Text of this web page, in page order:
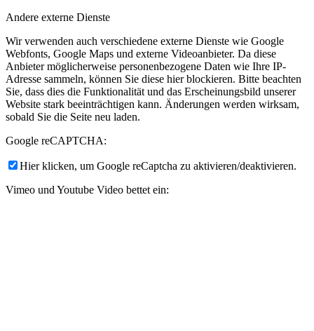
Andere externe Dienste
Wir verwenden auch verschiedene externe Dienste wie Google
Webfonts, Google Maps und externe Videoanbieter. Da diese
Anbieter möglicherweise personenbezogene Daten wie Ihre IP-
Adresse sammeln, können Sie diese hier blockieren. Bitte beachten
Sie, dass dies die Funktionalität und das Erscheinungsbild unserer
Website stark beeinträchtigen kann. Änderungen werden wirksam,
sobald Sie die Seite neu laden.
Google reCAPTCHA:
Hier klicken, um Google reCaptcha zu aktivieren/deaktivieren.
Vimeo und Youtube Video bettet ein: